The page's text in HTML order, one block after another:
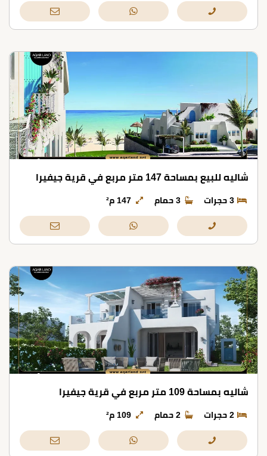
شاليه للبيع بمساحة 147 متر مربع في قرية جيفيرا
3 حجرات 3 حمام 147 م²
شاليه بمساحة 109 متر مربع في قرية جيفيرا
2 حجرات 2 حمام 109 م²